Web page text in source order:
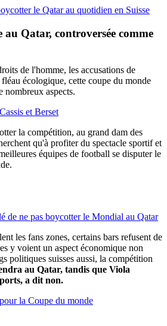
le Qatar au quotidien en Suisse
au Qatar, controversée comme
de l'homme, les accusations de
écologique, cette coupe du monde
nombreux aspects.
et Berset
la compétition, au grand dam des
qu'à profiter du spectacle sportif et
équipes de football se disputer le
de ne pas boycotter le Mondial au Qatar
les fans zones, certains bars refusent de
y voient un aspect économique non
politiques suisses aussi, la compétition
au Qatar, tandis que Viola
a dit non.
la Coupe du monde